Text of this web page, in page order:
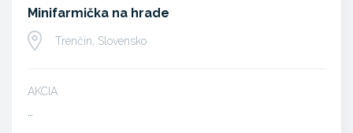
Minifarmička na hrade
Trenčín, Slovensko
AKCIA